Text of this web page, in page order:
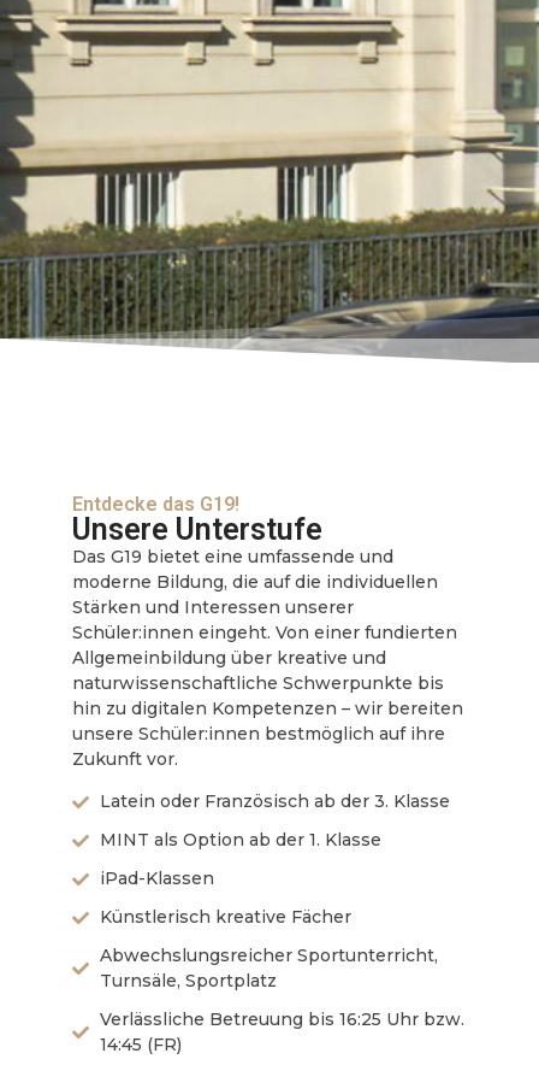
Entdecke das G19!
Unsere Unterstufe
Das G19 bietet eine umfassende und
moderne Bildung, die auf die individuellen
Stärken und Interessen unserer
Schüler:innen eingeht. Von einer fundierten
Allgemeinbildung über kreative und
naturwissenschaftliche Schwerpunkte bis
hin zu digitalen Kompetenzen – wir bereiten
unsere Schüler:innen bestmöglich auf ihre
Zukunft vor.
Latein oder Französisch ab der 3. Klasse
MINT als Option ab der 1. Klasse
iPad-Klassen
Künstlerisch kreative Fächer
Abwechslungsreicher Sportunterricht,
Turnsäle, Sportplatz
Verlässliche Betreuung bis 16:25 Uhr bzw.
14:45 (FR)